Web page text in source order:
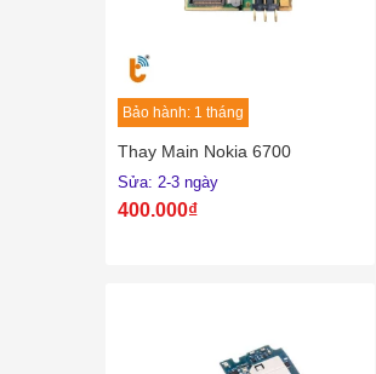
Bảo hành: 1 tháng
Thay Main Nokia 6700
Sửa: 2-3 ngày
400.000₫